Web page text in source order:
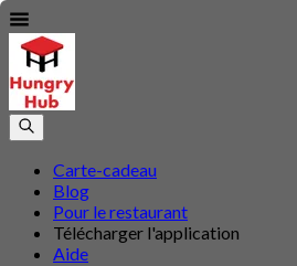
Carte-cadeau
Blog
Pour le restaurant
Télécharger l'application
Aide